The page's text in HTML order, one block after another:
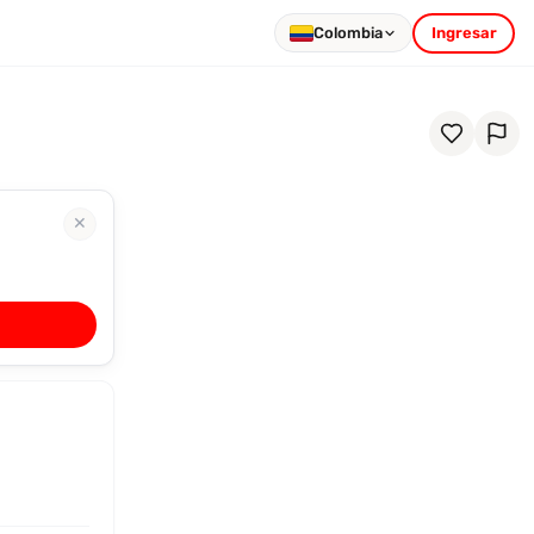
Colombia Ingresar
✕